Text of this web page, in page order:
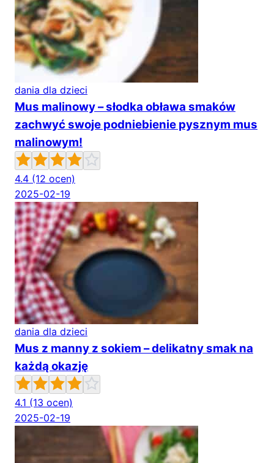
dania dla dzieci
Mus malinowy – słodka obława smaków
zachwyć swoje podniebienie pysznym mus
malinowym!
4.4 (12 ocen)
2025-02-19
dania dla dzieci
Mus z manny z sokiem – delikatny smak na
każdą okazję
4.1 (13 ocen)
2025-02-19